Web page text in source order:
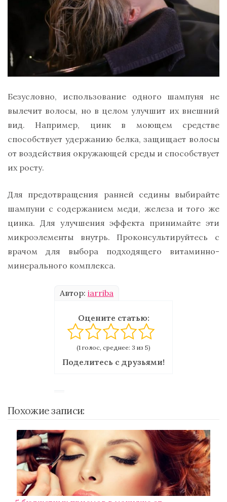
Безусловно, использование одного шампуня не
вылечит волосы, но в целом улучшит их внешний
вид. Например, цинк в моющем средстве
способствует удержанию белка, защищает волосы
от воздействия окружающей среды и способствует
их росту.
Для предотвращения ранней седины выбирайте
шампуни с содержанием меди, железа и того же
цинка. Для улучшения эффекта принимайте эти
микроэлементы внутрь. Проконсультируйтесь с
врачом для выбора подходящего витаминно-
минерального комплекса.
Автор: iarriba
Оцените статью:
(1 голос, среднее: 3 из 5)
Поделитесь с друзьями!
Похожие записи: